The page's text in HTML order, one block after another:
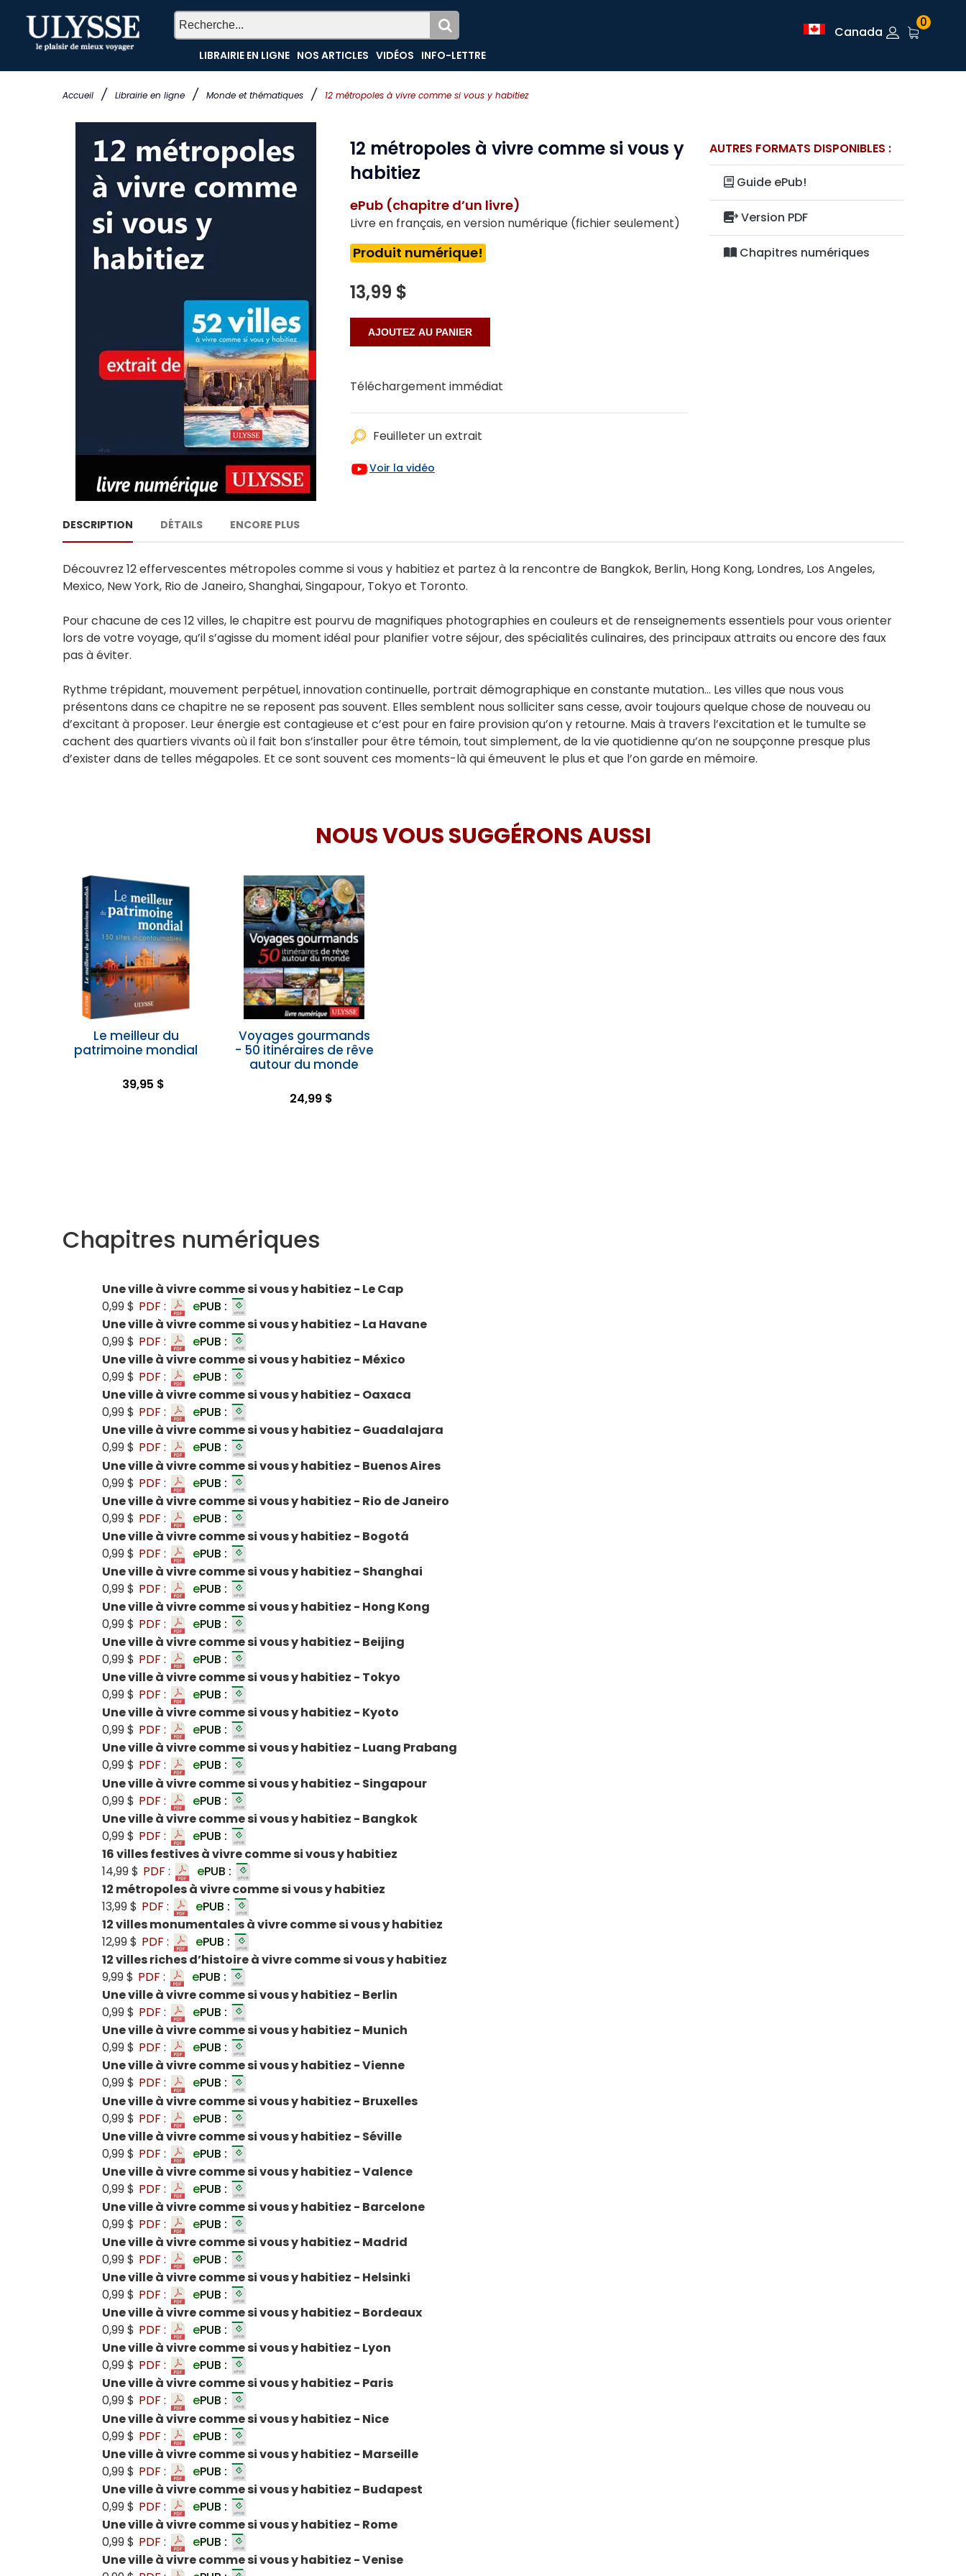
Accueil / Librairie en ligne / Monde et thématiques / 12 métropoles à vivre comme si vous y habitiez
LIBRAIRIE EN LIGNE NOS ARTICLES VIDÉOS INFO-LETTRE
Canada
0
12 métropoles à vivre comme si vous y
habitiez
ePub (chapitre d’un livre)
Livre en français, en version numérique (fichier seulement)
Produit numérique!
13,99 $
Téléchargement immédiat
Feuilleter un extrait
Voir la vidéo
AUTRES FORMATS DISPONIBLES :
Guide ePub!
Version PDF
Chapitres numériques
DESCRIPTION DÉTAILS ENCORE PLUS
Découvrez 12 effervescentes métropoles comme si vous y habitiez et partez à la rencontre de Bangkok, Berlin, Hong Kong, Londres, Los Angeles,
Mexico, New York, Rio de Janeiro, Shanghai, Singapour, Tokyo et Toronto.
Pour chacune de ces 12 villes, le chapitre est pourvu de magnifiques photographies en couleurs et de renseignements essentiels pour vous orienter
lors de votre voyage, qu’il s’agisse du moment idéal pour planifier votre séjour, des spécialités culinaires, des principaux attraits ou encore des faux
pas à éviter.
Rythme trépidant, mouvement perpétuel, innovation continuelle, portrait démographique en constante mutation… Les villes que nous vous
présentons dans ce chapitre ne se reposent pas souvent. Elles semblent nous solliciter sans cesse, avoir toujours quelque chose de nouveau ou
d’excitant à proposer. Leur énergie est contagieuse et c’est pour en faire provision qu’on y retourne. Mais à travers l’excitation et le tumulte se
cachent des quartiers vivants où il fait bon s’installer pour être témoin, tout simplement, de la vie quotidienne qu’on ne soupçonne presque plus
d’exister dans de telles mégapoles. Et ce sont souvent ces moments-là qui émeuvent le plus et que l’on garde en mémoire.
NOUS VOUS SUGGÉRONS AUSSI
Le meilleur du
patrimoine mondial
39,95 $
Voyages gourmands
- 50 itinéraires de rêve
autour du monde
24,99 $
Chapitres numériques
Une ville à vivre comme si vous y habitiez - Le Cap
0,99 $ PDF : ePUB :
Une ville à vivre comme si vous y habitiez - La Havane
0,99 $ PDF : ePUB :
Une ville à vivre comme si vous y habitiez - México
0,99 $ PDF : ePUB :
Une ville à vivre comme si vous y habitiez - Oaxaca
0,99 $ PDF : ePUB :
Une ville à vivre comme si vous y habitiez - Guadalajara
0,99 $ PDF : ePUB :
Une ville à vivre comme si vous y habitiez - Buenos Aires
0,99 $ PDF : ePUB :
Une ville à vivre comme si vous y habitiez - Rio de Janeiro
0,99 $ PDF : ePUB :
Une ville à vivre comme si vous y habitiez - Bogotá
0,99 $ PDF : ePUB :
Une ville à vivre comme si vous y habitiez - Shanghai
0,99 $ PDF : ePUB :
Une ville à vivre comme si vous y habitiez - Hong Kong
0,99 $ PDF : ePUB :
Une ville à vivre comme si vous y habitiez - Beijing
0,99 $ PDF : ePUB :
Une ville à vivre comme si vous y habitiez - Tokyo
0,99 $ PDF : ePUB :
Une ville à vivre comme si vous y habitiez - Kyoto
0,99 $ PDF : ePUB :
Une ville à vivre comme si vous y habitiez - Luang Prabang
0,99 $ PDF : ePUB :
Une ville à vivre comme si vous y habitiez - Singapour
0,99 $ PDF : ePUB :
Une ville à vivre comme si vous y habitiez - Bangkok
0,99 $ PDF : ePUB :
16 villes festives à vivre comme si vous y habitiez
14,99 $ PDF : ePUB :
12 métropoles à vivre comme si vous y habitiez
13,99 $ PDF : ePUB :
12 villes monumentales à vivre comme si vous y habitiez
12,99 $ PDF : ePUB :
12 villes riches d’histoire à vivre comme si vous y habitiez
9,99 $ PDF : ePUB :
Une ville à vivre comme si vous y habitiez - Berlin
0,99 $ PDF : ePUB :
Une ville à vivre comme si vous y habitiez - Munich
0,99 $ PDF : ePUB :
Une ville à vivre comme si vous y habitiez - Vienne
0,99 $ PDF : ePUB :
Une ville à vivre comme si vous y habitiez - Bruxelles
0,99 $ PDF : ePUB :
Une ville à vivre comme si vous y habitiez - Séville
0,99 $ PDF : ePUB :
Une ville à vivre comme si vous y habitiez - Valence
0,99 $ PDF : ePUB :
Une ville à vivre comme si vous y habitiez - Barcelone
0,99 $ PDF : ePUB :
Une ville à vivre comme si vous y habitiez - Madrid
0,99 $ PDF : ePUB :
Une ville à vivre comme si vous y habitiez - Helsinki
0,99 $ PDF : ePUB :
Une ville à vivre comme si vous y habitiez - Bordeaux
0,99 $ PDF : ePUB :
Une ville à vivre comme si vous y habitiez - Lyon
0,99 $ PDF : ePUB :
Une ville à vivre comme si vous y habitiez - Paris
0,99 $ PDF : ePUB :
Une ville à vivre comme si vous y habitiez - Nice
0,99 $ PDF : ePUB :
Une ville à vivre comme si vous y habitiez - Marseille
0,99 $ PDF : ePUB :
Une ville à vivre comme si vous y habitiez - Budapest
0,99 $ PDF : ePUB :
Une ville à vivre comme si vous y habitiez - Rome
0,99 $ PDF : ePUB :
Une ville à vivre comme si vous y habitiez - Venise